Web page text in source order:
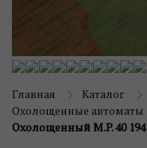
Главная Каталог
Охолощенные автоматы
Охолощенный M.P. 40